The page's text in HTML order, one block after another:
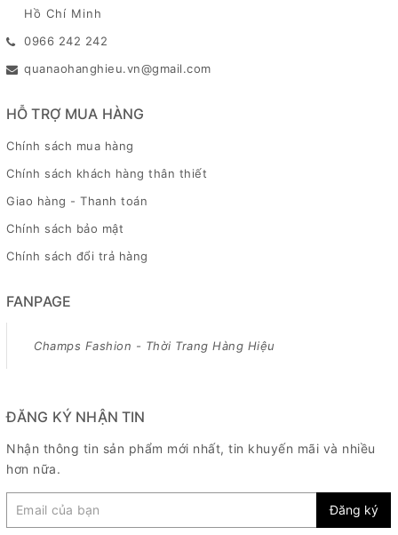
Hồ Chí Minh
0966 242 242
quanaohanghieu.vn@gmail.com
HỖ TRỢ MUA HÀNG
Chính sách mua hàng
Chính sách khách hàng thân thiết
Giao hàng - Thanh toán
Chính sách bảo mật
Chính sách đổi trả hàng
FANPAGE
Champs Fashion - Thời Trang Hàng Hiệu
ĐĂNG KÝ NHẬN TIN
Nhận thông tin sản phẩm mới nhất, tin khuyến mãi và nhiều
hơn nữa.
Đăng ký